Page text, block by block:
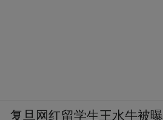
复旦网红留学生王水牛被曝